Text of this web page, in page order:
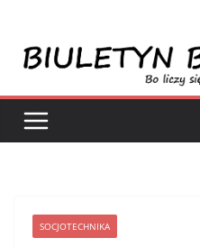
treści
SOCJOTECHNIKA